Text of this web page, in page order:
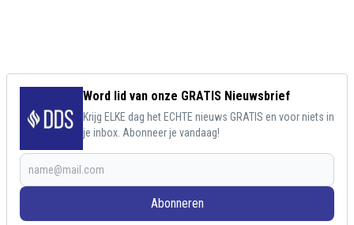
Word lid van onze GRATIS Nieuwsbrief
Krijg ELKE dag het ECHTE nieuws GRATIS en voor niets in
je inbox. Abonneer je vandaag!
Abonneren